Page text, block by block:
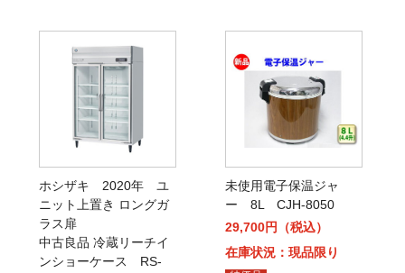
ホシザキ 2020年 ユ
ニット上置き ロングガ
ラス扉
中古良品 冷蔵リーチイ
ンショーケース RS-
未使用電子保温ジャ
ー 8L CJH-8050
29,700円（税込）
在庫状況：現品限り